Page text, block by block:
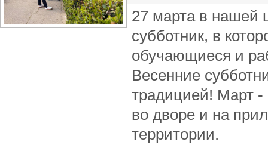
27 марта в нашей
субботник, в
обучающиеся и
Весенние
традицией! Март
во дворе и на
территории.